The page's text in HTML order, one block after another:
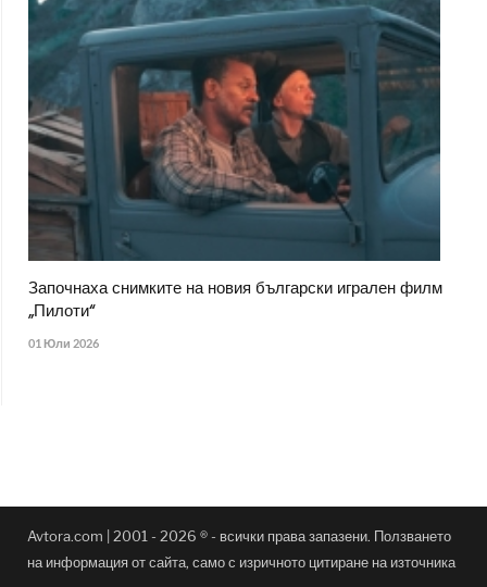
Започнаха снимките на новия български игрален филм
„Пилоти“
01 Юли 2026
Avtora.com | 2001 - 2026 ® - всички права запазени. Ползването
на информация от сайта, само с изричното цитиране на източника